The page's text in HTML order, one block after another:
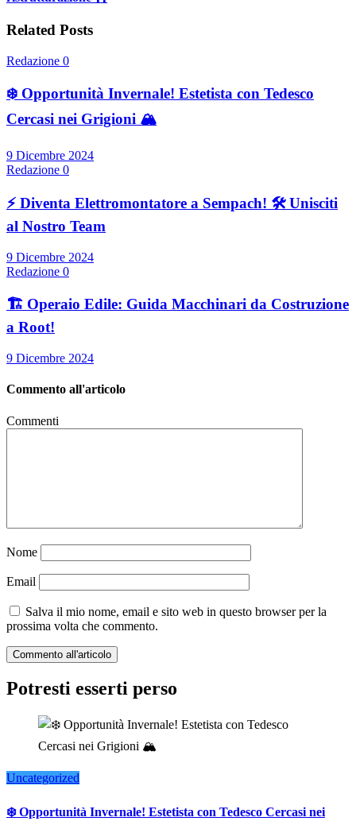
Related Posts
Redazione 0
❄️ Opportunità Invernale! Estetista con Tedesco
Cercasi nei Grigioni 🏔️
9 Dicembre 2024
Redazione 0
⚡ Diventa Elettromontatore a Sempach! 🛠️ Unisciti
al Nostro Team
9 Dicembre 2024
Redazione 0
🏗️ Operaio Edile: Guida Macchinari da Costruzione
a Root!
9 Dicembre 2024
Commento all'articolo
Commenti
Nome
Email
Salva il mio nome, email e sito web in questo browser per la
prossima volta che commento.
Potresti esserti perso
Uncategorized
❄️ Opportunità Invernale! Estetista con Tedesco Cercasi nei